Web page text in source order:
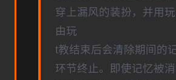
穿上漏风的装扮，并用
由玩
t教结束后会清除期间的
环节终止。即使记忆被